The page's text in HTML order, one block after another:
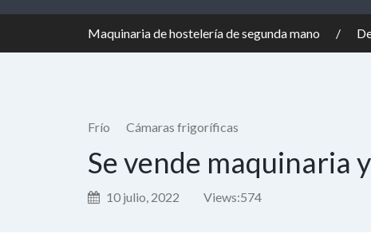
Maquinaria de hostelería de segunda mano
Frío Cámaras frigoríficas
Se vende maquinaria
10 julio, 2022 Views:574